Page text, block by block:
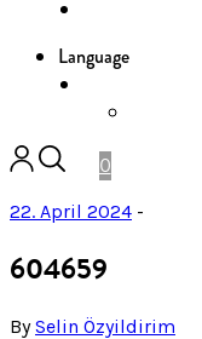
Language
0
22. April 2024 -
604659
BySelin Özyildirim